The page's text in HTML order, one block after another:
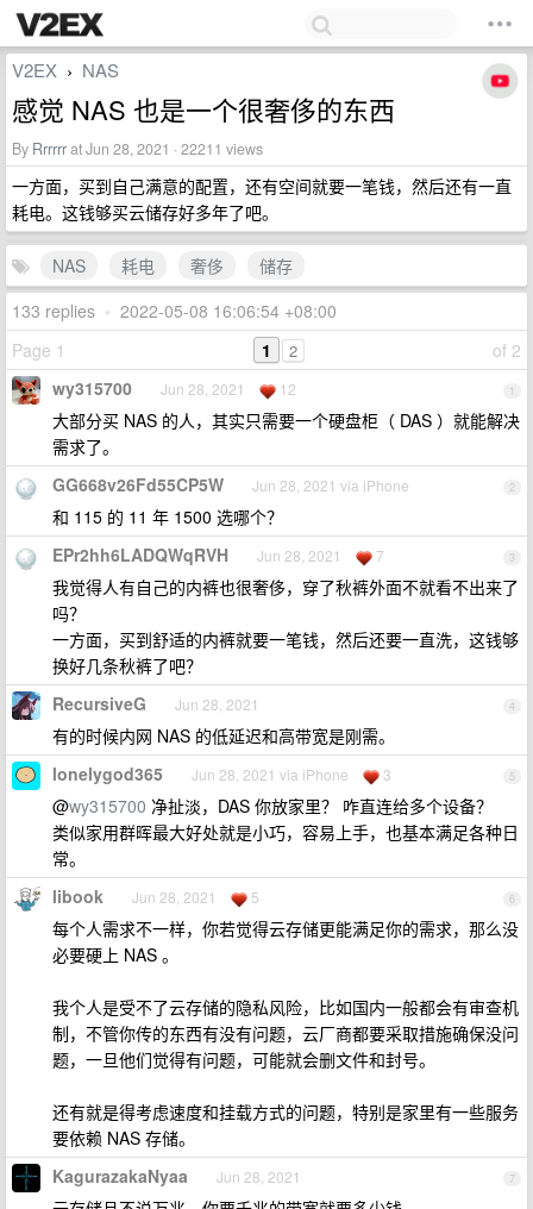
V2EX › NAS
感觉 NAS 也是一个很奢侈的东西
By Rrrrrrat Jun 28, 2021 · 22211 views
一方面，买到自己满意的配置，还有空间就要一笔钱，然后还有一直
耗电。这钱够买云储存好多年了吧。
NAS 耗电 奢侈
储存
133 replies • 2022-05-08 16:06:54 +08:00
Page 1
of 2
1 2
1
wy315700 Jun 28, 2021 12
大部分买 NAS 的人，其实只需要一个硬盘柜（ DAS ）就能解决
需求了。
2
GG668v26Fd55CP5W Jun 28, 2021 via iPhone
和 115 的 11 年 1500 选哪个？
3
EPr2hh6LADQWqRVH Jun 28, 2021 7
我觉得人有自己的内裤也很奢侈，穿了秋裤外面不就看不出来了
吗？
一方面，买到舒适的内裤就要一笔钱，然后还要一直洗，这钱够
换好几条秋裤了吧？
4
RecursiveG Jun 28, 2021
有的时候内网 NAS 的低延迟和高带宽是刚需。
5
lonelygod365 Jun 28, 2021 via iPhone 3
@wy315700 净扯淡，DAS 你放家里？ 咋直连给多个设备？
类似家用群晖最大好处就是小巧，容易上手，也基本满足各种日
常。
6
libook Jun 28, 2021 5
每个人需求不一样，你若觉得云存储更能满足你的需求，那么没
必要硬上 NAS 。
我个人是受不了云存储的隐私风险，比如国内一般都会有审查机
制，不管你传的东西有没有问题，云厂商都要采取措施确保没问
题，一旦他们觉得有问题，可能就会删文件和封号。
还有就是得考虑速度和挂载方式的问题，特别是家里有一些服务
要依赖 NAS 存储。
7
KagurazakaNyaa Jun 28, 2021